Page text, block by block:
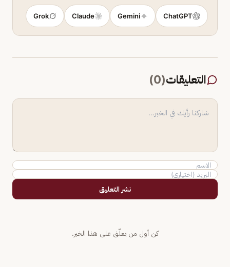
ChatGPT
Gemini
Claude
Grok
التعليقات(
0
)
نشر التعليق
كن أول من يعلّق على هذا الخبر.